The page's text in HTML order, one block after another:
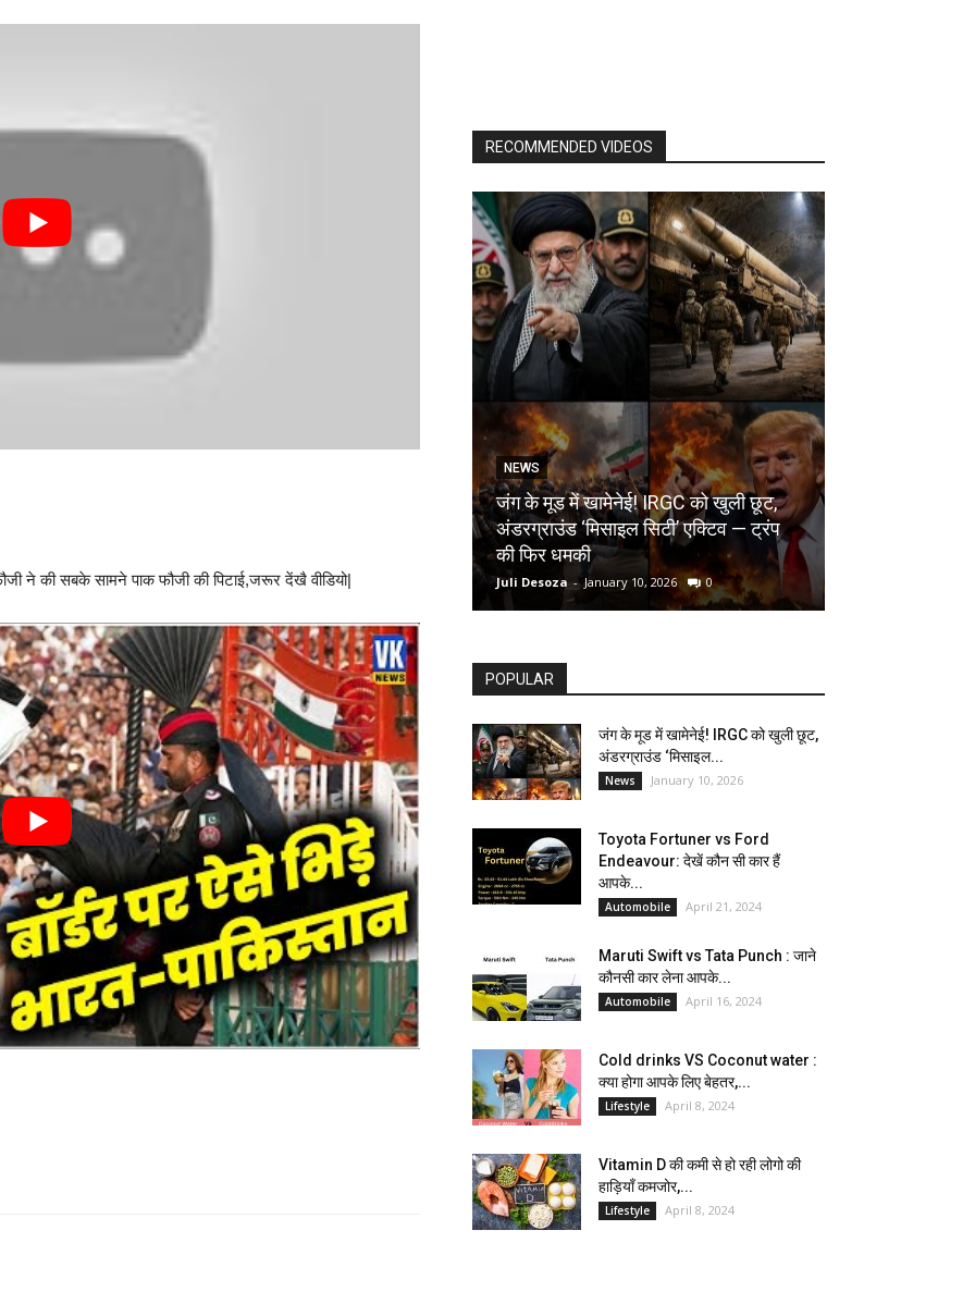
ने की सबके सामने पाक फौजी की पिटाई,जरूर देंखै वीडियो|
RECOMMENDED VIDEOS
NEWS
जंग के मूड में खामेनेई! IRGC को खुली छूट,
अंडरग्राउंड ‘मिसाइल सिटी’ एक्टिव — ट्रंप
की फिर धमकी
Juli Desoza - January 10, 2026 0
POPULAR
जंग के मूड में खामेनेई! IRGC को खुली छूट,
अंडरग्राउंड ‘मिसाइल...
News January 10, 2026
Toyota Fortuner vs Ford
Endeavour: देखें कौन सी कार हैं
आपके...
Automobile April 21, 2024
Maruti Swift vs Tata Punch : जाने
कौनसी कार लेना आपके...
Automobile April 16, 2024
Cold drinks VS Coconut water :
क्या होगा आपके लिए बेहतर,...
Lifestyle April 8, 2024
Vitamin D की कमी से हो रही लोगो की
हाड़ियाँ कमजोर,...
Lifestyle April 8, 2024